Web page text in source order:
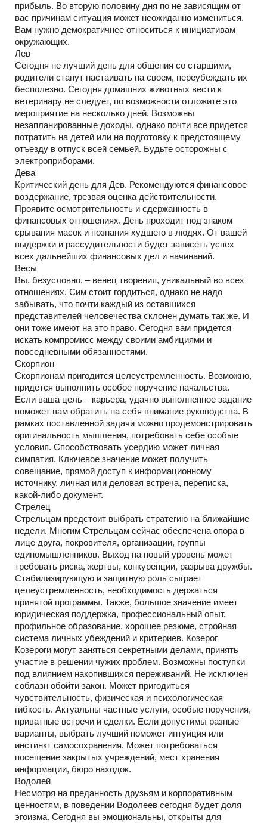
прибыль. Во вторую половину дня по не зависящим от
вас причинам ситуация может неожиданно измениться.
Вам нужно демократичнее относиться к инициативам
окружающих.
Лев
Сегодня не лучший день для общения со старшими,
родители станут настаивать на своем, переубеждать их
бесполезно. Сегодня домашних животных вести к
ветеринару не следует, по возможности отложите это
мероприятие на несколько дней. Возможны
незапланированные доходы, однако почти все придется
потратить на детей или на подготовку к предстоящему
отъезду в отпуск всей семьей. Будьте осторожны с
электроприборами.
Дева
Критический день для Дев. Рекомендуются финансовое
воздержание, трезвая оценка действительности.
Проявите осмотрительность и сдержанность в
финансовых отношениях. День проходит под знаком
срывания масок и познания худшего в людях. От вашей
выдержки и рассудительности будет зависеть успех
всех дальнейших финансовых дел и начинаний.
Весы
Вы, безусловно, – венец творения, уникальный во всех
отношениях. Сим стоит гордиться, однако не надо
забывать, что почти каждый из оставшихся
представителей человечества склонен думать так же. И
они тоже имеют на это право. Сегодня вам придется
искать компромисс между своими амбициями и
повседневными обязанностями.
Скорпион
Скорпионам пригодится целеустремленность. Возможно,
придется выполнить особое поручение начальства.
Если ваша цель – карьера, удачно выполненное задание
поможет вам обратить на себя внимание руководства. В
рамках поставленной задачи можно продемонстрировать
оригинальность мышления, потребовать себе особые
условия. Способствовать усердию может личная
симпатия. Ключевое значение может получить
совещание, прямой доступ к информационному
источнику, личная или деловая встреча, переписка,
какой-либо документ.
Стрелец
Стрельцам предстоит выбрать стратегию на ближайшие
недели. Многим Стрельцам сейчас обеспечена опора в
лице друга, покровителя, организации, группы
единомышленников. Выход на новый уровень может
требовать риска, жертвы, конкуренции, разрыва дружбы.
Стабилизирующую и защитную роль сыграет
целеустремленность, необходимость держаться
принятой программы. Также, большое значение имеет
юридическая поддержка, профессиональный опыт,
профильное образование, хорошее резюме, стройная
система личных убеждений и критериев. Козерог
Козероги могут заняться секретными делами, принять
участие в решении чужих проблем. Возможны поступки
под влиянием накопившихся переживаний. Не исключен
соблазн обойти закон. Может пригодиться
чувствительность, физическая и психологическая
гибкость. Актуальны частные услуги, особые поручения,
приватные встречи и сделки. Если допустимы разные
варианты, выбрать лучший поможет интуиция или
инстинкт самосохранения. Может потребоваться
посещение закрытых учреждений, мест хранения
информации, бюро находок.
Водолей
Несмотря на преданность друзьям и корпоративным
ценностям, в поведении Водолеев сегодня будет доля
эгоизма. Сегодня вы эмоциональны, открыты для